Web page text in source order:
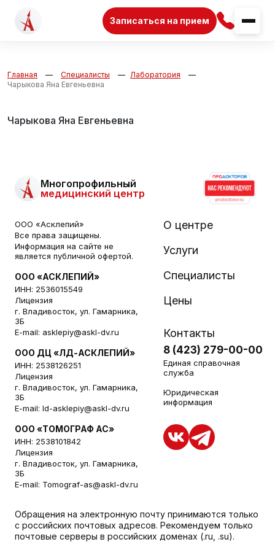
Записаться на прием
Главная Специалисты
Лаборатория
Чарыкова Яна Евгеньевна
Чарыкова Яна Евгеньевна
Многопрофильный
медицинский центр
ООО «Асклепий»
Все права защищены.
Информация на сайте не
является публичной офертой.
ООО «АСКЛЕПИЙ»
ИНН: 2536015549
Лицензия
г. Владивосток, ул. Гамарника,
3Б
E-mail: asklepiy@askl-dv.ru
ООО ДЦ «ЛД-АСКЛЕПИЙ»
ИНН: 2538126251
Лицензия
г. Владивосток, ул. Гамарника,
3Б
E-mail: ld-asklepiy@askl-dv.ru
ООО «ТОМОГРАФ АС»
ИНН: 2538101842
Лицензия
г. Владивосток, ул. Гамарника,
3Б
E-mail: Tomograf-as@askl-dv.ru
О центре
Услуги
Специалисты
Цены
Контакты
8 (423) 279-00-00
Единая справочная
служба
Юридическая
информация
Обращения на электронную почту принимаются только
с российских почтовых адресов. Рекомендуем только
почтовые серверы в российских доменах (.ru, .su).